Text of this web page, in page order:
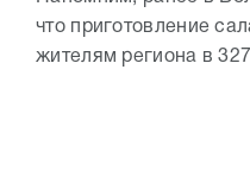
что приготовление
жителям региона в